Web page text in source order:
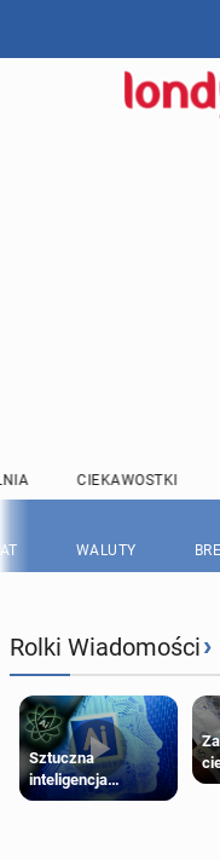
CIEKAWOSTKI
WALUTY
Rolki Wiadomości›
Sztuczna
inteligencja
próbowała oszukać